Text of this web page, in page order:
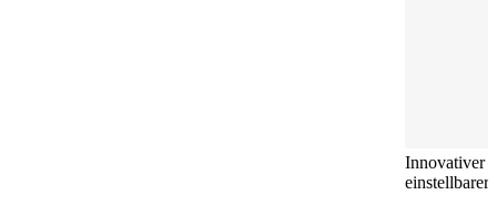
Innovativer
einstellbarer